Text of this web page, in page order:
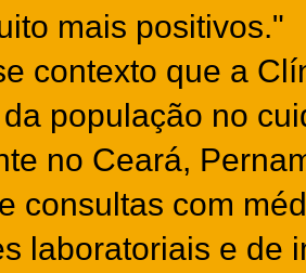
mais positivos."
contexto que a
população no
no Ceará,
consultas com
laboratoriais e de